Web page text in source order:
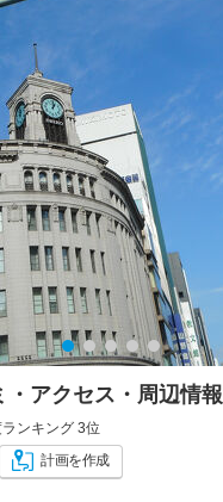
アクセス・周辺情報
ンキング 3位
計画を作成